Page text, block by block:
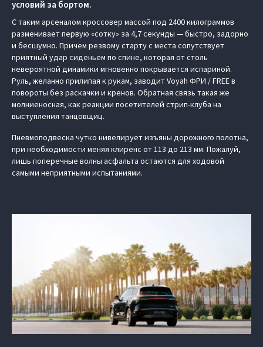
условий за бортом.
С таким арсеналом кроссовер массой под 2400 килограммов
разменивает первую «сотку» за 4,7 секунды — быстро, задорно
и бесшумно. Причем резвому старту с места сопутствует
приятный удар сиденьем по спине, которая от столь
невероятной динамики мгновенно покрывается испариной.
Руль, желанно прилипая к рукам, заводит Voyah ФРИ / FREE в
повороты без раскачки и кренов. Обратная связь такая же
молниеносная, как реакции посетителей стрип-клуба на
выступления танцовщиц.
Пневмоподвеска чутко нивелирует изъяны дорожного полотна,
при необходимости меняя клиренс от 113 до 213 мм. Пожалуй,
лишь поперечные волны асфальта остаются для ходовой
самыми неприятными испытаниями.